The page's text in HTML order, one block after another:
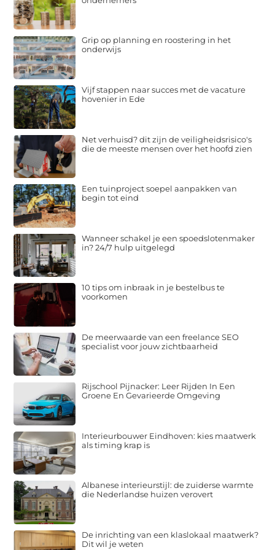
Grip op planning en roostering in het
onderwijs
Vijf stappen naar succes met de vacature
hovenier in Ede
Net verhuisd? dit zijn de veiligheidsrisico's
die de meeste mensen over het hoofd zien
Een tuinproject soepel aanpakken van
begin tot eind
Wanneer schakel je een spoedslotenmaker
in? 24/7 hulp uitgelegd
10 tips om inbraak in je bestelbus te
voorkomen
De meerwaarde van een freelance SEO
specialist voor jouw zichtbaarheid
Rijschool Pijnacker: Leer Rijden In Een
Groene En Gevarieerde Omgeving
Interieurbouwer Eindhoven: kies maatwerk
als timing krap is
Albanese interieurstijl: de zuiderse warmte
die Nederlandse huizen verovert
De inrichting van een klaslokaal maatwerk?
Dit wil je weten